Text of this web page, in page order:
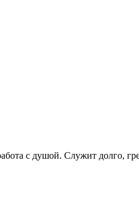
с душой. Служит долго,